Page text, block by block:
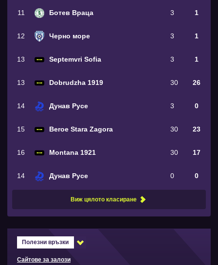
11 Ботев Враца 3 1
12 Черно море 3 1
13 Septemvri Sofia 3 1
13 Dobrudzha 1919 30 26
14 Дунав Русе 3 0
15 Beroe Stara Zagora 30 23
16 Montana 1921 30 17
14 Дунав Русе 0 0
Виж цялото класиране
Полезни връзки
Сайтове за залози